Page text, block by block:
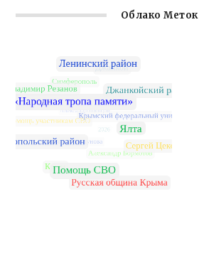
Облако Меток